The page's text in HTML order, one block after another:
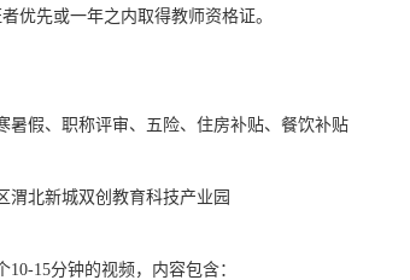
优先或一年之内取得教师资格证。
暑假、职称评审、五险、住房补贴、餐饮补贴
渭北新城双创教育科技产业园
10-15分钟的视频，内容包含：